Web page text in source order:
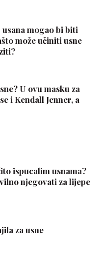
mogao bi biti
može učiniti usne
U ovu masku za
i Kendall Jenner, a
ispucalim usnama?
njegovati za lijepe
za usne